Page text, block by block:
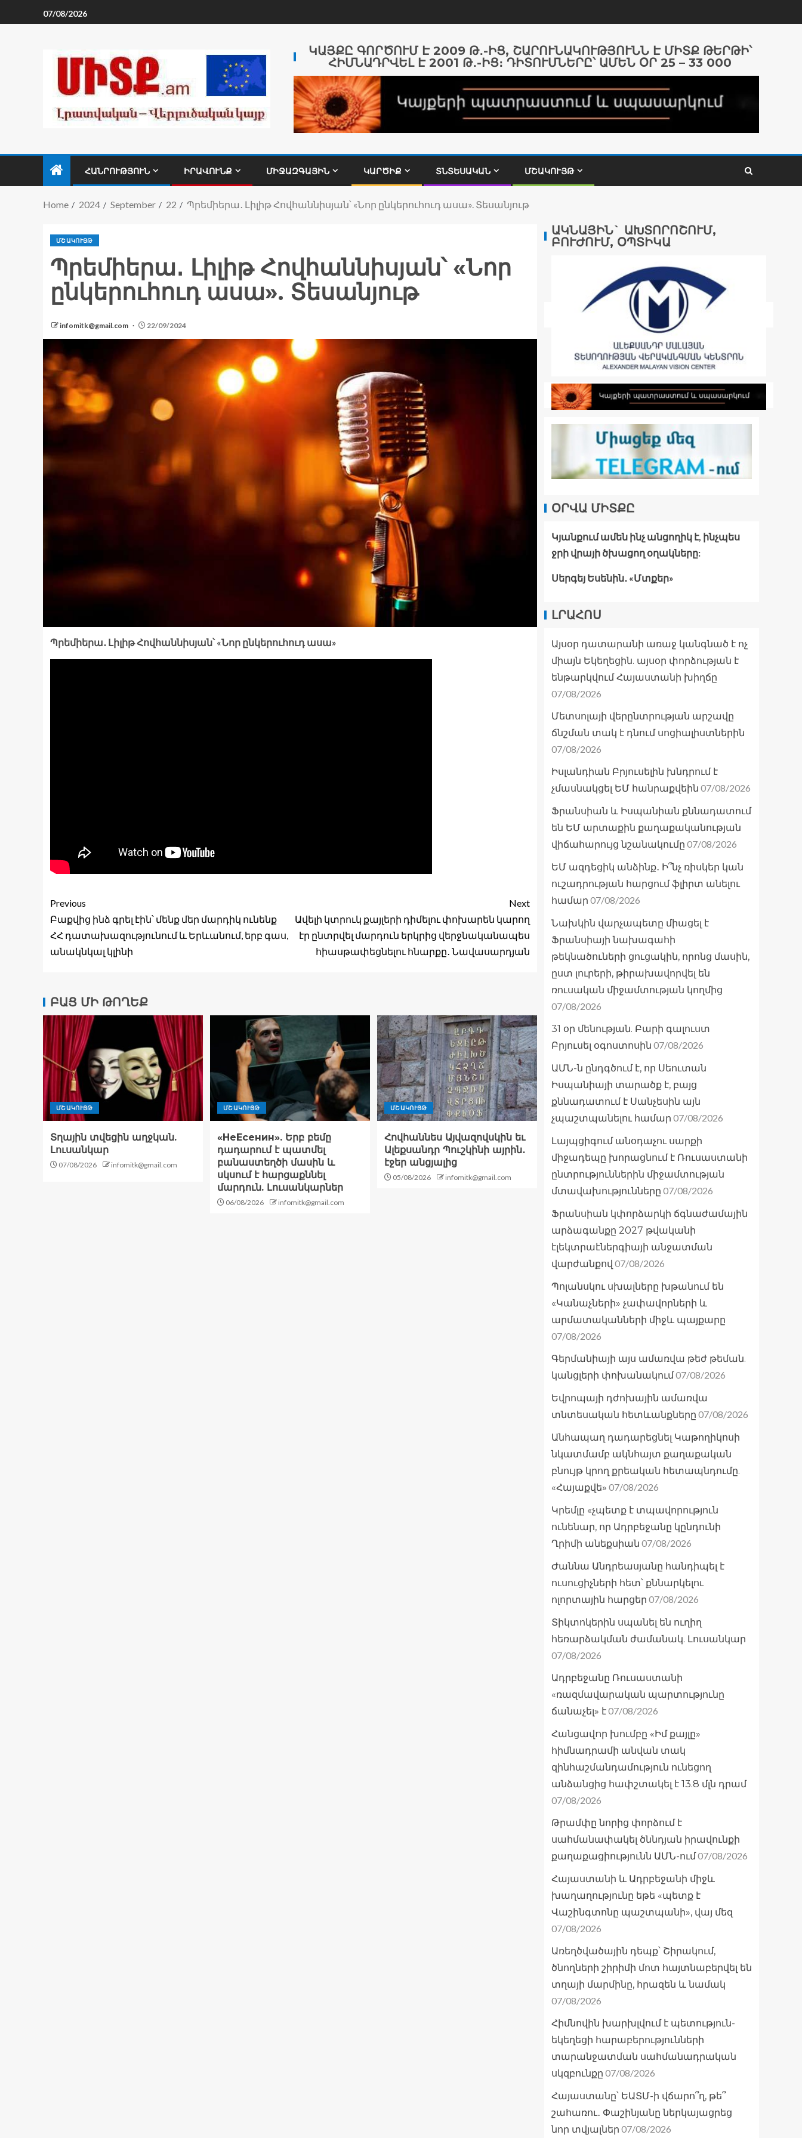
07/08/2026
ԿԱՅՔԸ ԳՈՐԾՈՒՄ Է 2009 Թ․-ԻՑ, ՇԱՐՈՒՆԱԿՈՒԹՅՈՒՆՆ Է ՄԻՏՔ ԹԵՐԹԻ՝
ՀԻՄՆԱԴՐՎԵԼ Է 2001 Թ․-ԻՑ։ ԴԻՏՈՒՄՆԵՐԸ՝ ԱՄԵՆ ՕՐ 25 – 33 000
ՀԱՆՐՈՒԹՅՈՒՆ ԻՐԱՎՈՒՆՔ ՄԻՋԱԶԳԱՅԻՆ ԿԱՐԾԻՔ ՏՆՏԵՍԱԿԱՆ ՄՇԱԿՈՒՅԹ
Home 2024 September 22 Պրեմիերա․ Լիլիթ Հովհաննիսյան՝ «Նոր ընկերուհուդ ասա». Տեսանյութ
ՄՇԱԿՈՒՅԹ
Պրեմիերա․ Լիլիթ Հովհաննիսյան՝ «Նոր
ընկերուհուդ ասա». Տեսանյութ
infomitk@gmail.com 22/09/2024
Պրեմիերա․ Լիլիթ Հովհաննիսյան՝ «Նոր ընկերուհուդ ասա»
Previous
Բաքվից ինձ գրել էին՝ մենք մեր մարդիկ ունենք
ՀՀ դատախազությունում և Երևանում, երբ գաս,
անակնկալ կլինի
Next
Ավելի կտրուկ քայլերի դիմելու փոխարեն կարող
էր ընտրվել մարդուն երկրից վերջնականապես
հիասթափեցնելու հնարքը․ Նավասարդյան
ԲԱՑ ՄԻ ԹՈՂԵՔ
ՄՇԱԿՈՒՅԹ
Տղային տվեցին աղջկան.
Լուսանկար
07/08/2026 infomitk@gmail.com
ՄՇԱԿՈՒՅԹ
«НеЕсенин». Երբ բեմը
դադարում է պատմել
բանաստեղծի մասին և
սկսում է հարցաքննել
մարդուն. Լուսանկարներ
06/08/2026 infomitk@gmail.com
ՄՇԱԿՈՒՅԹ
Հովհաննես Այվազովսկին եւ
Ալեքսանդր Պուշկինի այրին․
էջեր անցյալից
05/08/2026 infomitk@gmail.com
ԱԿՆԱՅԻՆ` ԱԽՏՈՐՈՇՈՒՄ,
ԲՈՒԺՈՒՄ, ՕՊՏԻԿԱ
ՕՐՎԱ ՄԻՏՔԸ
Կյանքում ամեն ինչ անցողիկ է, ինչպես
ջրի վրայի ծխացող օղակները:
Սերգեյ Եսենին․ «Մտքեր»
ԼՐԱՀՈՍ
Այսօր դատարանի առաջ կանգնած է ոչ
միայն Եկեղեցին. այսօր փորձության է
ենթարկվում Հայաստանի խիղճը
07/08/2026
Մետսոլայի վերընտրության արշավը
ճնշման տակ է դնում սոցիալիստներին
07/08/2026
Իսլանդիան Բրյուսելին խնդրում է
չմասնակցել ԵՄ հանրաքվեին 07/08/2026
Ֆրանսիան և Իսպանիան քննադատում
են ԵՄ արտաքին քաղաքականության
վիճահարույց նշանակումը 07/08/2026
ԵՄ ազդեցիկ անձինք․ Ի՞նչ ռիսկեր կան
ուշադրության հարցում ֆլիրտ անելու
համար 07/08/2026
Նախկին վարչապետը միացել է
Ֆրանսիայի նախագահի
թեկնածուների ցուցակին, որոնց մասին,
ըստ լուրերի, թիրախավորվել են
ռուսական միջամտության կողմից
07/08/2026
31 օր մենության. Բարի գալուստ
Բրյուսել օգոստոսին 07/08/2026
ԱՄՆ-ն ընդգծում է, որ Սեուտան
Իսպանիայի տարածք է, բայց
քննադատում է Սանչեսին այն
չպաշտպանելու համար 07/08/2026
Լայպցիգում անօդաչու սարքի
միջադեպը խորացնում է Ռուսաստանի
ընտրություններին միջամտության
մտավախությունները 07/08/2026
Ֆրանսիան կփորձարկի ճգնաժամային
արձագանքը 2027 թվականի
էլեկտրաէներգիայի անջատման
վարժանքով 07/08/2026
Պոլանսկու սխալները խթանում են
«Կանաչների» չափավորների և
արմատականների միջև պայքարը
07/08/2026
Գերմանիայի այս ամառվա թեժ թեման.
կանցլերի փոխանակում07/08/2026
Եվրոպայի դժոխային ամառվա
տնտեսական հետևանքները 07/08/2026
Անհապաղ դադարեցնել Կաթողիկոսի
նկատմամբ ակնհայտ քաղաքական
բնույթ կրող քրեական հետապնդումը.
«Հայաքվե» 07/08/2026
Կրեմլը «չպետք է տպավորություն
ունենար, որ Ադրբեջանը կընդունի
Ղրիմի անեքսիան 07/08/2026
Ժաննա Անդրեասյանը հանդիպել է
ուսուցիչների հետ՝ քննարկելու
ոլորտային հարցեր 07/08/2026
Տիկտոկերին սպանել են ուղիղ
հեռարձակման ժամանակ. Լուսանկար
07/08/2026
Ադրբեջանը Ռուսաստանի
«ռազմավարական պարտությունը
ճանաչել» է07/08/2026
Հանցավnր խումբը «Իմ քայլը»
հիմնադրամի անվան տակ
զինհաշմանդամություն ունեցող
անձանցից հափշտակել է 13.8 մլն դրամ
07/08/2026
Թրամփը նորից փորձում է
սահմանափակել ծննդյան իրավունքի
քաղաքացիությունն ԱՄՆ-ում07/08/2026
Հայաստանի և Ադրբեջանի միջև
խաղաղությունը եթե «պետք է
Վաշինգտոնը պաշտպանի», վայ մեզ
07/08/2026
Առեղծվածային դեպք՝ Շիրակում,
ծնողների շիրիմի մոտ հայտնաբերվել են
տղայի մարմինը, հրազեն և նամակ
07/08/2026
Հիմնովին խարխլվում է պետություն-
եկեղեցի հարաբերությունների
տարանջատման սահմանադրական
սկզբունքը 07/08/2026
Հայաստանը՝ ԵԱՏՄ-ի վճարո՞ղ, թե՞
շահառու․ Փաշինյանը ներկայացրեց
նոր տվյալներ 07/08/2026